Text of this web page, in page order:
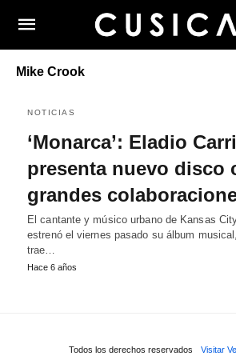
Mike Crook
NOTICIAS
‘Monarca’: Eladio
presenta nuevo disco
grandes
El cantante y músico urbano de Kansas
estrenó el viernes pasado su álbum
trae…
Hace 6 años
Todos los derechos reservados Visitar